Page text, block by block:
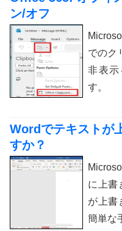
ン/オフ
でのク
非表示
す。
Wordでテキストが
すか？
に上書
が上書
簡単な